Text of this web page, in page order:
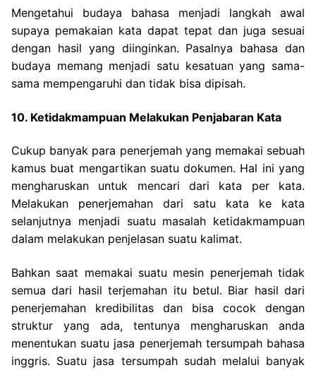
Mengetahui budaya bahasa menjadi langkah awal
supaya pemakaian kata dapat tepat dan juga sesuai
dengan hasil yang diinginkan. Pasalnya bahasa dan
budaya memang menjadi satu kesatuan yang sama-
sama mempengaruhi dan tidak bisa dipisah.
10. Ketidakmampuan Melakukan Penjabaran Kata
Cukup banyak para penerjemah yang memakai sebuah
kamus buat mengartikan suatu dokumen. Hal ini yang
mengharuskan untuk mencari dari kata per kata.
Melakukan penerjemahan dari satu kata ke kata
selanjutnya menjadi suatu masalah ketidakmampuan
dalam melakukan penjelasan suatu kalimat.
Bahkan saat memakai suatu mesin penerjemah tidak
semua dari hasil terjemahan itu betul. Biar hasil dari
penerjemahan kredibilitas dan bisa cocok dengan
struktur yang ada, tentunya mengharuskan anda
menentukan suatu jasa penerjemah tersumpah bahasa
inggris. Suatu jasa tersumpah sudah melalui banyak